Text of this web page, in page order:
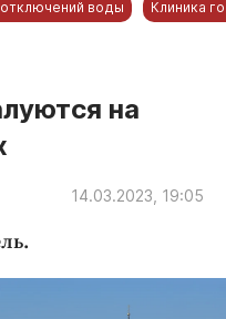
воды Клиника
на
14.03.2023, 19:05